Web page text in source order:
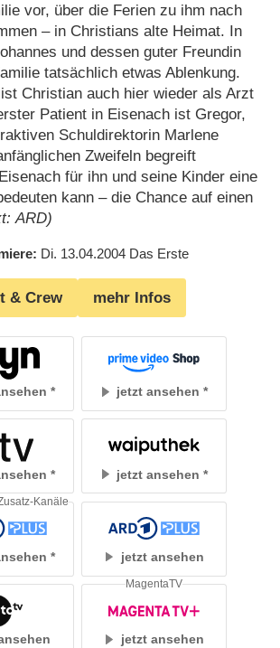
vor, über die Ferien zu ihm nach
– in Christians alte Heimat. In
und dessen guter Freundin
tatsächlich etwas Ablenkung.
Christian auch hier wieder als Arzt
Patient in Eisenach ist Gregor,
Schuldirektorin Marlene
Zweifeln begreift
für ihn und seine Kinder eine
kann – die Chance auf einen
ARD)
Di. 13.04.2004 Das Erste
& Crew mehr Infos
jetzt ansehen
jetzt ansehen
Kanäle
jetzt ansehen
jetzt ansehen
MagentaTV